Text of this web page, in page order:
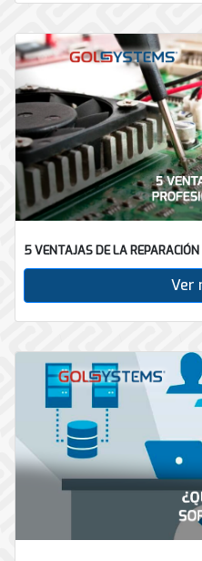
5 VENTAJAS DE LA
Ver